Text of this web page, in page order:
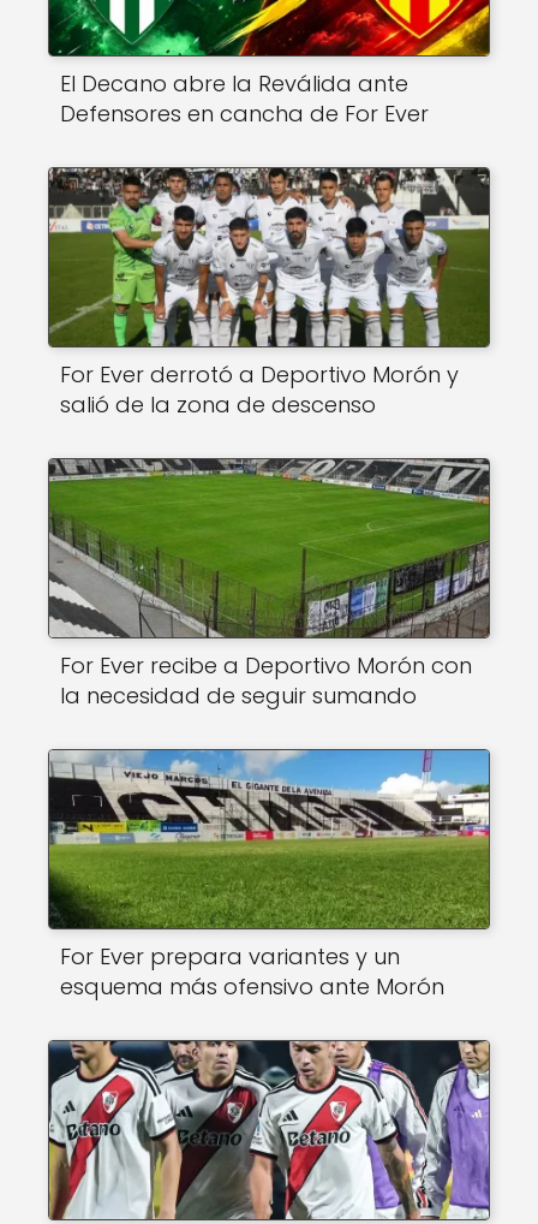
El Decano abre la Reválida ante
Defensores en cancha de For Ever
For Ever derrotó a Deportivo Morón y
salió de la zona de descenso
For Ever recibe a Deportivo Morón con
la necesidad de seguir sumando
For Ever prepara variantes y un
esquema más ofensivo ante Morón